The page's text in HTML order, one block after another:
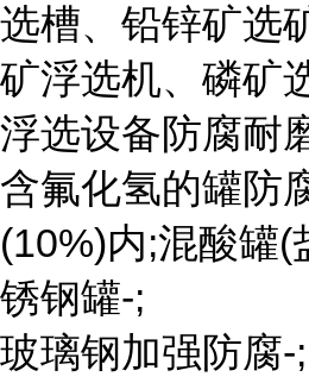
选槽、铅锌矿选
矿浮选机、磷矿
浮选设备防腐耐
含氟化氢的罐防
(10%)内;混酸罐(
锈钢罐-;
玻璃钢加强防腐-;